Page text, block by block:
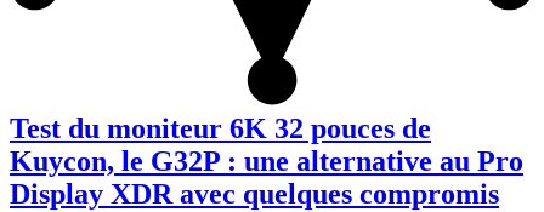
Test du moniteur 6K 32 pouces de
Kuycon, le G32P : une alternative au Pro
Display XDR avec quelques compromis